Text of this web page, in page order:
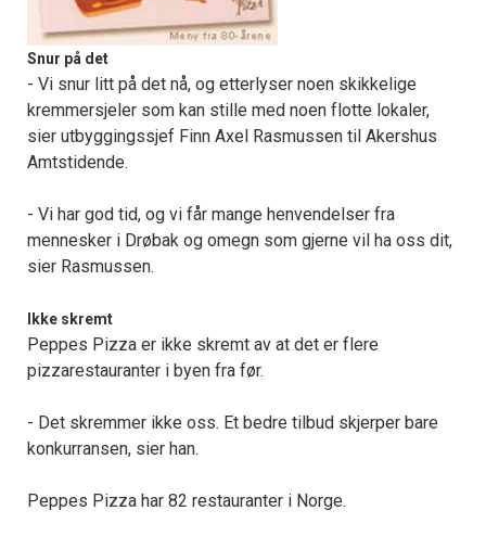
Snur på det
- Vi snur litt på det nå, og etterlyser noen skikkelige
kremmersjeler som kan stille med noen flotte lokaler,
sier utbyggingssjef Finn Axel Rasmussen til Akershus
Amtstidende.
- Vi har god tid, og vi får mange henvendelser fra
mennesker i Drøbak og omegn som gjerne vil ha oss dit,
sier Rasmussen.
Ikke skremt
Peppes Pizza er ikke skremt av at det er flere
pizzarestauranter i byen fra før.
- Det skremmer ikke oss. Et bedre tilbud skjerper bare
konkurransen, sier han.
Peppes Pizza har 82 restauranter i Norge.